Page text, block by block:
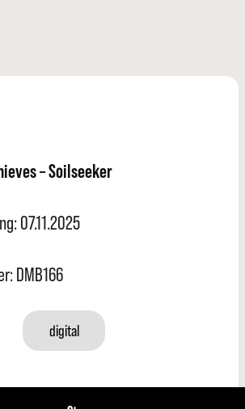
– Soilseeker
07.11.2025
DMB166
digital